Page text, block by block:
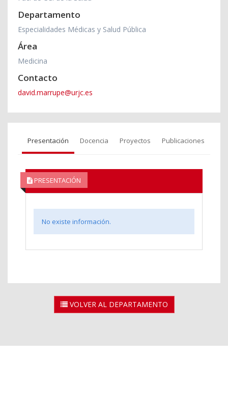
Departamento
Especialidades Médicas y Salud Pública
Área
Medicina
Contacto
david.marrupe@urjc.es
Presentación Docencia Proyectos Publicaciones
PRESENTACIÓN
No existe información.
VOLVER AL DEPARTAMENTO